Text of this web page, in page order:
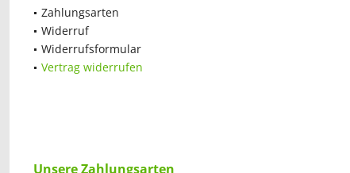
Zahlungsarten
Widerruf
Widerrufsformular
Vertrag widerrufen
Unsere Zahlungsarten